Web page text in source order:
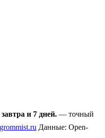
и 7 дней. — точный
Данные: Open-